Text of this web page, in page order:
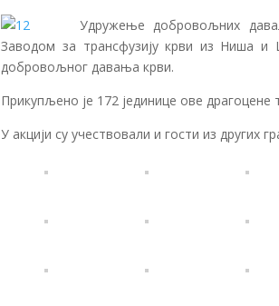
Удружење добровољних
Заводом за трансфузију крви из Ниша и
добровољног давања крви.
Прикупљено је 172 јединице ове драгоцене
У акцији су учествовали и гости из